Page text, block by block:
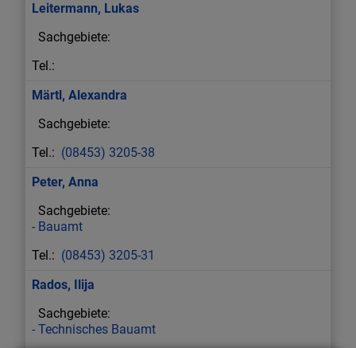
Leitermann, Lukas
Märtl, Alexandra
(08453) 3205-38
Peter, Anna
Bauamt
(08453) 3205-31
Rados, Ilija
Technisches Bauamt